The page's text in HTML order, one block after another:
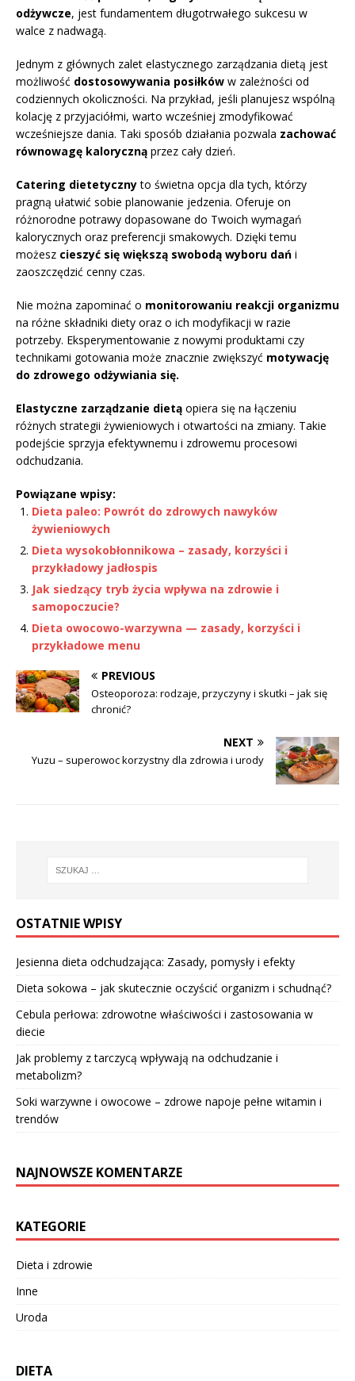
odżywcze, jest fundamentem długotrwałego sukcesu w
walce z nadwagą.
Jednym z głównych zalet elastycznego zarządzania dietą jest
możliwość dostosowywania posiłków w zależności od
codziennych okoliczności. Na przykład, jeśli planujesz wspólną
kolację z przyjaciółmi, warto wcześniej zmodyfikować
wcześniejsze dania. Taki sposób działania pozwala zachować
równowagę kaloryczną przez cały dzień.
Catering dietetycznyto świetna opcja dla tych, którzy
pragną ułatwić sobie planowanie jedzenia. Oferuje on
różnorodne potrawy dopasowane do Twoich wymagań
kalorycznych oraz preferencji smakowych. Dzięki temu
możesz cieszyć się większą swobodą wyboru dań i
zaoszczędzić cenny czas.
Nie można zapominać o monitorowaniu reakcji organizmu
na różne składniki diety oraz o ich modyfikacji w razie
potrzeby. Eksperymentowanie z nowymi produktami czy
technikami gotowania może znacznie zwiększyć motywację
do zdrowego odżywiania się.
Elastyczne zarządzanie dietą opiera się na łączeniu
różnych strategii żywieniowych i otwartości na zmiany. Takie
podejście sprzyja efektywnemu i zdrowemu procesowi
odchudzania.
Powiązane wpisy:
Dieta paleo: Powrót do zdrowych nawyków
żywieniowych
Dieta wysokobłonnikowa – zasady, korzyści i
przykładowy jadłospis
Jak siedzący tryb życia wpływa na zdrowie i
samopoczucie?
Dieta owocowo-warzywna — zasady, korzyści i
przykładowe menu
PREVIOUS
Osteoporoza: rodzaje, przyczyny i skutki – jak się
chronić?
NEXT
Yuzu – superowoc korzystny dla zdrowia i urody
OSTATNIE WPISY
Jesienna dieta odchudzająca: Zasady, pomysły i efekty
Dieta sokowa – jak skutecznie oczyścić organizm i schudnąć?
Cebula perłowa: zdrowotne właściwości i zastosowania w
diecie
Jak problemy z tarczycą wpływają na odchudzanie i
metabolizm?
Soki warzywne i owocowe – zdrowe napoje pełne witamin i
trendów
NAJNOWSZE KOMENTARZE
KATEGORIE
Dieta i zdrowie
Inne
Uroda
DIETA